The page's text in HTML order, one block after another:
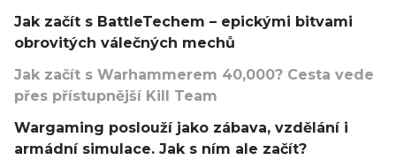
Jak začít s BattleTechem – epickými bitvami
obrovitých válečných mechů
Jak začít s Warhammerem 40,000? Cesta vede
přes přístupnější Kill Team
Wargaming poslouží jako zábava, vzdělání i
armádní simulace. Jak s ním ale začít?